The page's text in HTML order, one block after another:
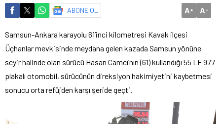
ABONE OL A+ A-
Samsun-Ankara karayolu 61’inci kilometresi Kavak ilçesi
Üçhanlar mevkisinde meydana gelen kazada Samsun yönüne
seyir halinde olan sürücü Hasan Camcı’nın (61) kullandığı 55 LF 977
plakalı otomobil, sürücünün direksiyon hakimiyetini kaybetmesi
sonucu orta refüjden karşı şeride geçti.